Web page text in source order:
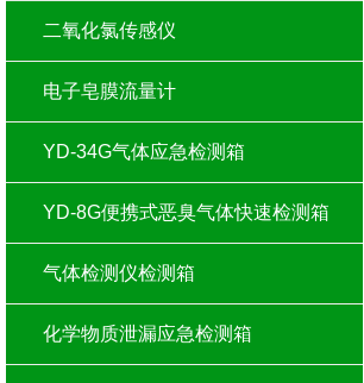
二氧化氯传感仪
电子皂膜流量计
YD-34G气体应急检测箱
YD-8G便携式恶臭气体快速检测箱
气体检测仪检测箱
化学物质泄漏应急检测箱